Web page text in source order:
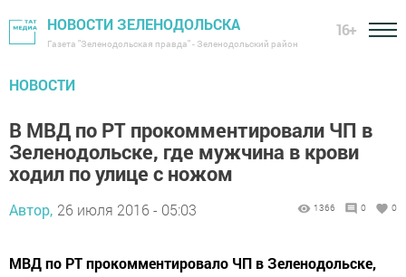
НОВОСТИ ЗЕЛЕНОДОЛЬСКА
Газета "Зеленодольская правда" - Зеленодольский район
16+
НОВОСТИ
В МВД по РТ прокомментировали ЧП в
Зеленодольске, где мужчина в крови
ходил по улице с ножом
Автор, 26 июля 2016 - 05:03 1366 0 0
МВД по РТ прокомментировало ЧП в Зеленодольске,